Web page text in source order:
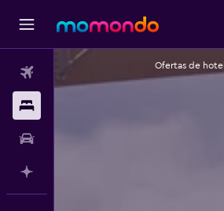
Ofertas de hotel